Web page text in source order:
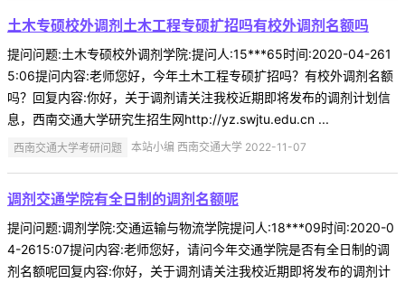
土木专硕校外调剂土木工程专硕扩招吗有校外调剂名额吗
提问问题:土木专硕校外调剂学院:提问人:15***65时间:2020-04-261
5:06提问内容:老师您好，今年土木工程专硕扩招吗？有校外调剂名额
吗？回复内容:你好，关于调剂请关注我校近期即将发布的调剂计划信
息，西南交通大学研究生招生网http://yz.swjtu.edu.cn ...
西南交通大学考研问题 本站小编 西南交通大学 2022-11-07
调剂交通学院有全日制的调剂名额呢
提问问题:调剂学院:交通运输与物流学院提问人:18***09时间:2020-0
4-2615:07提问内容:老师您好，请问今年交通学院是否有全日制的调
剂名额呢回复内容:你好，关于调剂请关注我校近期即将发布的调剂计